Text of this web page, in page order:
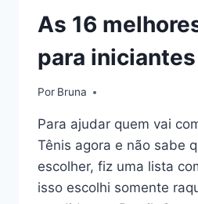
As 16
para iniciantes
Por Bruna
Para ajudar quem vai
Tênis agora e não sabe
escolher, fiz uma lista
isso escolhi somente